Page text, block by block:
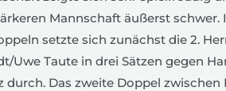
Mannschaft äußerst schwer.
setzte sich zunächst die 2.
Uwe Taute in drei Sätzen gegen
durch. Das zweite Doppel zwischen